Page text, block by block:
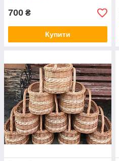
700 ₴
Купити